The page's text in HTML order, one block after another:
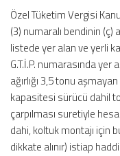
Özel Tüketim Vergisi
(3) numaralı bendinin (ç)
listede yer alan ve yerli
G.T.İ.P. numarasında yer
ağırlığı 3,5 tonu
kapasitesi sürücü dahil
çarpılması suretiyle
dahi, koltuk montajı için
dikkate alınır) istiap